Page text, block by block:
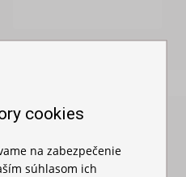
zákazníkov z portálu
cookies
na zabezpečenie
súhlasom ich